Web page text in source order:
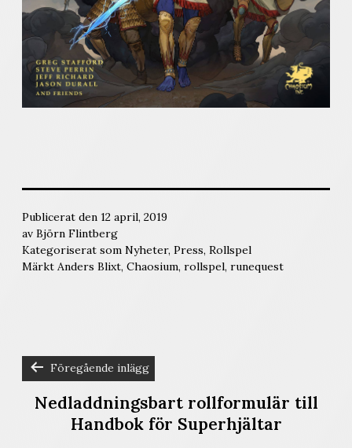
Publicerat den 12 april, 2019
av Björn Flintberg
Kategoriserat som Nyheter, Press, Rollspel
Märkt Anders Blixt, Chaosium, rollspel, runequest
INLÄGGSNAVIGERING
Föregående inlägg
Nedladdningsbart rollformulär till
Handbok för Superhjältar